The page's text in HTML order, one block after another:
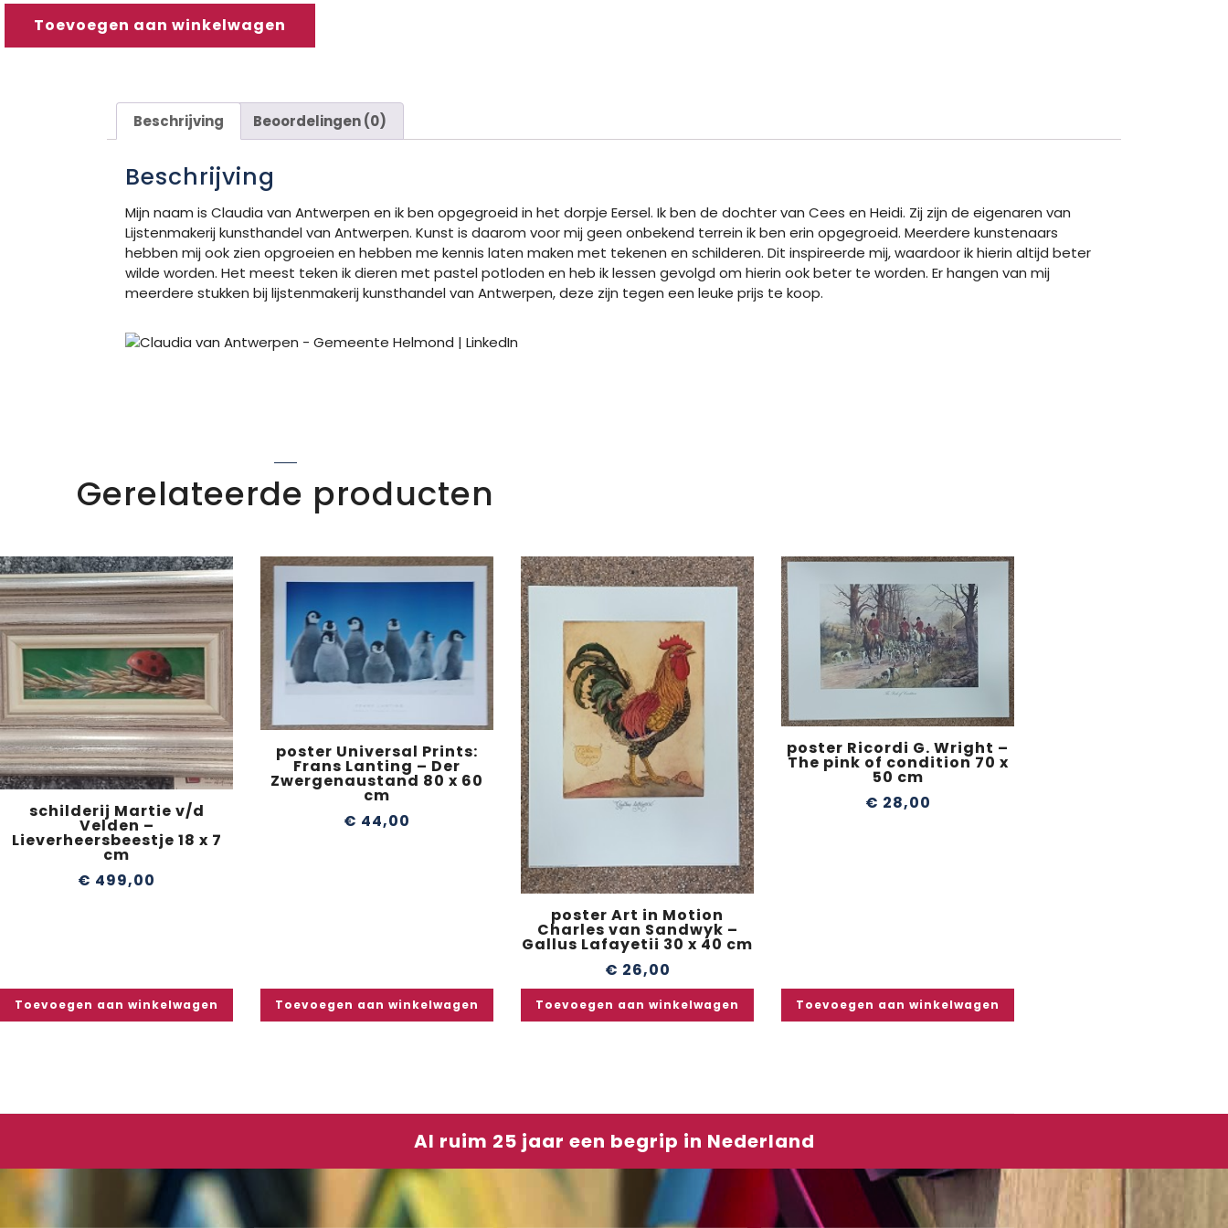
Toevoegen aan winkelwagen
Beschrijving Beoordelingen (0)
Beschrijving
Mijn naam is Claudia van Antwerpen en ik ben opgegroeid in het dorpje Eersel. Ik ben de dochter van Cees en Heidi. Zij zijn de eigenaren van
Lijstenmakerij kunsthandel van Antwerpen. Kunst is daarom voor mij geen onbekend terrein ik ben erin opgegroeid. Meerdere kunstenaars
hebben mij ook zien opgroeien en hebben me kennis laten maken met tekenen en schilderen. Dit inspireerde mij, waardoor ik hierin altijd beter
wilde worden. Het meest teken ik dieren met pastel potloden en heb ik lessen gevolgd om hierin ook beter te worden. Er hangen van mij
meerdere stukken bij lijstenmakerij kunsthandel van Antwerpen, deze zijn tegen een leuke prijs te koop.
Gerelateerde producten
schilderij Martie v/d
Velden –
Lieverheersbeestje 18 x 7
cm
€ 499,00
Toevoegen aan winkelwagen
poster Universal Prints:
Frans Lanting – Der
Zwergenaustand 80 x 60
cm
€ 44,00
Toevoegen aan winkelwagen
poster Art in Motion
Charles van Sandwyk –
Gallus Lafayetii 30 x 40 cm
€ 26,00
Toevoegen aan winkelwagen
poster Ricordi G. Wright –
The pink of condition 70 x
50 cm
€ 28,00
Toevoegen aan winkelwagen
Al ruim 25 jaar een begrip in Nederland